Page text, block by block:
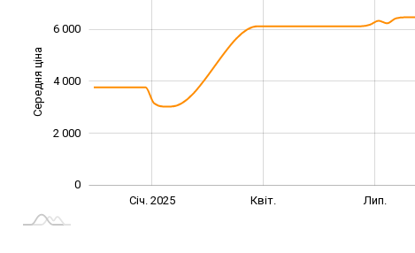
Середня ціна 1 000
0
2 000
4 000
6 000
Січ. 2025 Квіт. Лип.